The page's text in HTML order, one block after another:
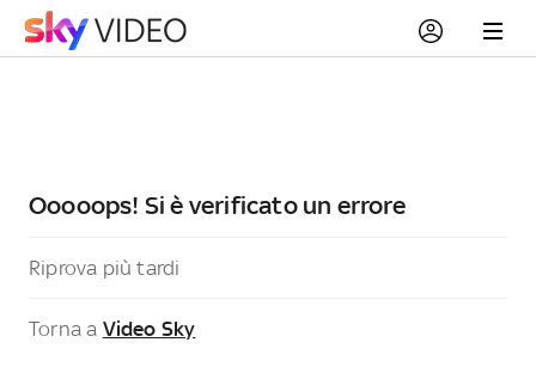
Ooooops! Si è verificato un errore
Riprova più tardi
Torna a Video Sky